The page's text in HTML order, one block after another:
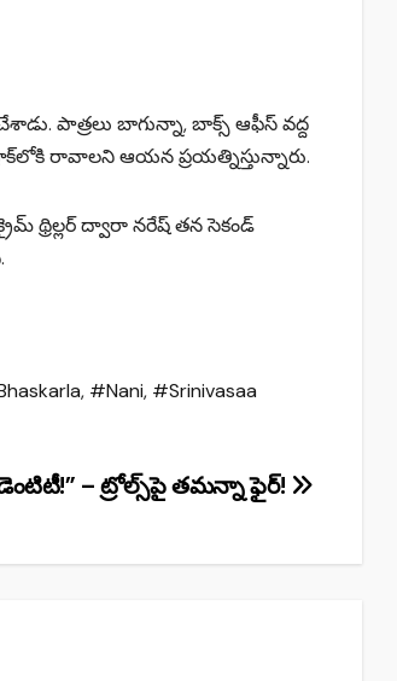
పాత్రలు బాగున్నా, బాక్స్ ఆఫీస్ వద్ద
రావాలని ఆయన ప్రయత్నిస్తున్నారు.
థ్రిల్లర్‌ ద్వారా నరేష్ తన సెకండ్
, #Nani, #Srinivasaa
– ట్రోల్స్‌పై తమన్నా ఫైర్!